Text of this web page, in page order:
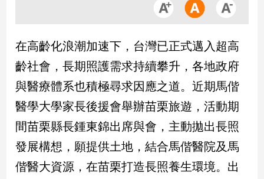
政
治
政
治
焦
品
觀
點
民
在高齡化浪潮加速下，台灣已正式邁入超高
齡社會，長期照護需求持續攀升，各地政府
與醫療體系也積極尋求因應之道。近期馬偕
醫學大學家長後援會舉辦苗栗旅遊，活動期
間苗栗縣長鍾東錦出席與會，主動拋出長照
發展構想，願提供土地，結合馬偕醫院及馬
偕醫大資源，在苗栗打造長照養生環境。出